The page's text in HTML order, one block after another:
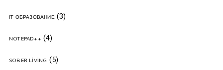
IT ОБРАЗОВАНИЕ(3)
NOTEPAD++ (4)
SOBER LIVING (5)